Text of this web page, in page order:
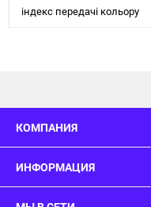
індекс передачі кольору
КОМПАНИЯ
ИНФОРМАЦИЯ